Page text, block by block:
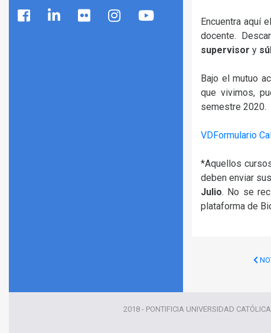
Encuentra aquí
docente.
supervisor y
Bajo el mutuo
que vivimos,
semestre 2020.
VDFormulario
*Aquellos
deben enviar
Julio. No se
plataforma de
2018 - PONTIFICIA UNIVERSIDAD